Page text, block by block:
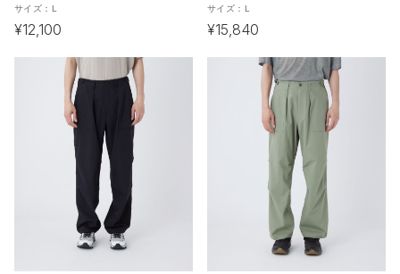
サイズ： L
¥12,100
サイズ： L
¥15,840